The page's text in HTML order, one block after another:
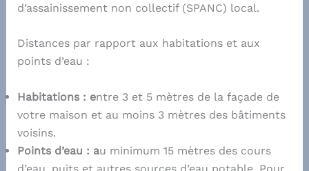
d’assainissement non collectif (SPANC) local.
Distances par rapport aux habitations et aux
points d’eau :
Habitations : entre 3 et 5 mètres de la façade de
votre maison et au moins 3 mètres des bâtiments
voisins.
Points d’eau : au minimum 15 mètres des cours